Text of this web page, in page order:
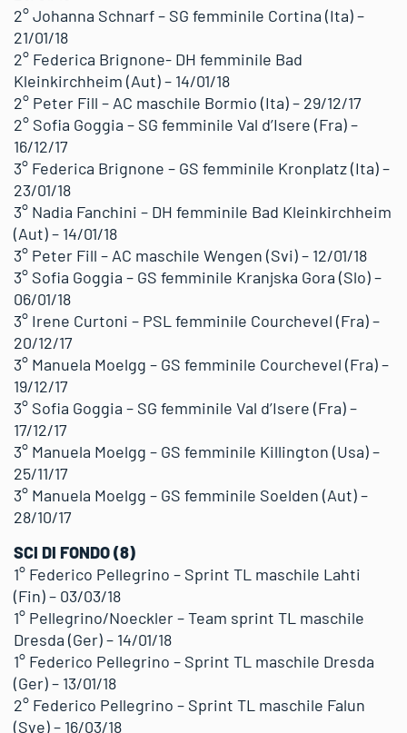
2° Johanna Schnarf – SG femminile Cortina (Ita) –
21/01/18
2° Federica Brignone- DH femminile Bad
Kleinkirchheim (Aut) – 14/01/18
2° Peter Fill – AC maschile Bormio (Ita) – 29/12/17
2° Sofia Goggia – SG femminile Val d’Isere (Fra) –
16/12/17
3° Federica Brignone – GS femminile Kronplatz (Ita) –
23/01/18
3° Nadia Fanchini – DH femminile Bad Kleinkirchheim
(Aut) – 14/01/18
3° Peter Fill – AC maschile Wengen (Svi) – 12/01/18
3° Sofia Goggia – GS femminile Kranjska Gora (Slo) –
06/01/18
3° Irene Curtoni – PSL femminile Courchevel (Fra) –
20/12/17
3° Manuela Moelgg – GS femminile Courchevel (Fra) –
19/12/17
3° Sofia Goggia – SG femminile Val d’Isere (Fra) –
17/12/17
3° Manuela Moelgg – GS femminile Killington (Usa) –
25/11/17
3° Manuela Moelgg – GS femminile Soelden (Aut) –
28/10/17
SCI DI FONDO (8)
1° Federico Pellegrino – Sprint TL maschile Lahti
(Fin) – 03/03/18
1° Pellegrino/Noeckler – Team sprint TL maschile
Dresda (Ger) – 14/01/18
1° Federico Pellegrino – Sprint TL maschile Dresda
(Ger) – 13/01/18
2° Federico Pellegrino – Sprint TL maschile Falun
(Sve) – 16/03/18